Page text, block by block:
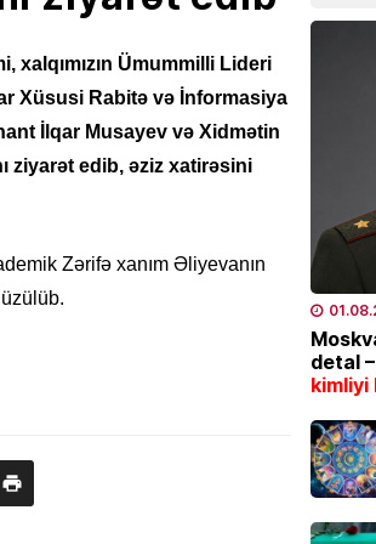
xalqımızın Ümummilli Lideri
Xüsusi Rabitə və İnformasiya
İlqar Musayev və Xidmətin
ziyarət edib, əziz xatirəsini
Zərifə xanım Əliyevanın
ÖLKƏ
detal –
kimliyi